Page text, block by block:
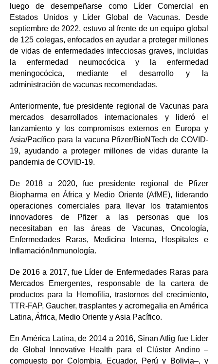
luego de desempeñarse como Líder Comercial en
Estados Unidos y Líder Global de Vacunas. Desde
septiembre de 2022, estuvo al frente de un equipo global
de 125 colegas, enfocados en ayudar a proteger millones
de vidas de enfermedades infecciosas graves, incluidas
la enfermedad neumocócica y la enfermedad
meningocócica, mediante el desarrollo y la
administración de vacunas recomendadas.
Anteriormente, fue presidente regional de Vacunas para
mercados desarrollados internacionales y lideró el
lanzamiento y los compromisos externos en Europa y
Asia/Pacífico para la vacuna Pfizer/BioNTech de COVID-
19, ayudando a proteger millones de vidas durante la
pandemia de COVID-19.
De 2018 a 2020, fue presidente regional de Pfizer
Biopharma en África y Medio Oriente (AfME), liderando
operaciones comerciales para llevar los tratamientos
innovadores de Pfizer a las personas que los
necesitaban en las áreas de Vacunas, Oncología,
Enfermedades Raras, Medicina Interna, Hospitales e
Inflamación/Inmunología.
De 2016 a 2017, fue Líder de Enfermedades Raras para
Mercados Emergentes, responsable de la cartera de
productos para la Hemofilia, trastornos del crecimiento,
TTR-FAP, Gaucher, trasplantes y acromegalia en América
Latina, África, Medio Oriente y Asia Pacífico.
En América Latina, de 2014 a 2016, Sinan Atlig fue Líder
de Global Innovative Health para el Clúster Andino –
compuesto por Colombia, Ecuador, Perú y Bolivia–, y